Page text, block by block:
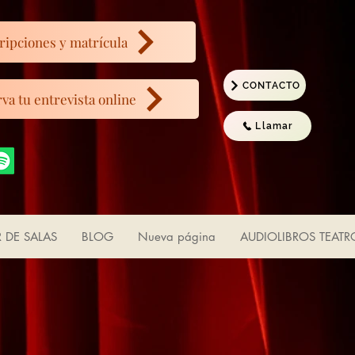
tu entrevista online
Llamar
CONTACTO
y matrícula
DE SALAS BLOG Nueva página AUDIOLIBROS